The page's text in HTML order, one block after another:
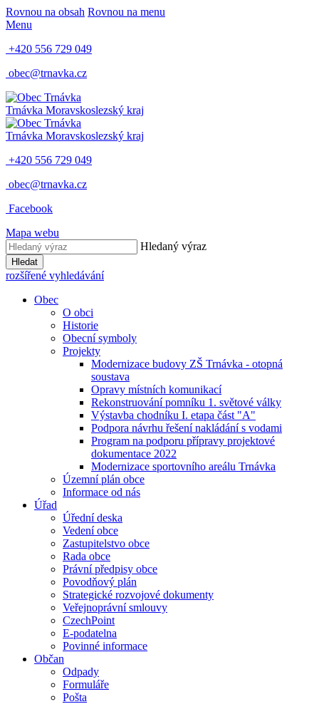
Rovnou na obsah Rovnou na menu
Menu
+420 556 729 049
obec@trnavka.cz
Trnávka Moravskoslezský kraj
Trnávka Moravskoslezský kraj
+420 556 729 049
obec@trnavka.cz
Facebook
Mapa webu
Hledaný výraz
Hledat
rozšířené vyhledávání
Obec
O obci
Historie
Obecní symboly
Projekty
Modernizace budovy ZŠ Trnávka - otopná
soustava
Opravy místních komunikací
Rekonstruování pomníku 1. světové války
Výstavba chodníku I. etapa část "A"
Podpora návrhu řešení nakládání s vodami
Program na podporu přípravy projektové
dokumentace 2022
Modernizace sportovního areálu Trnávka
Územní plán obce
Informace od nás
Úřad
Úřední deska
Vedení obce
Zastupitelstvo obce
Rada obce
Právní předpisy obce
Povodňový plán
Strategické rozvojové dokumenty
Veřejnoprávní smlouvy
CzechPoint
E-podatelna
Povinné informace
Občan
Odpady
Formuláře
Pošta